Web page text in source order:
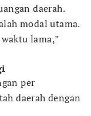
daerah.
modal utama.
lama,”
per
daerah dengan